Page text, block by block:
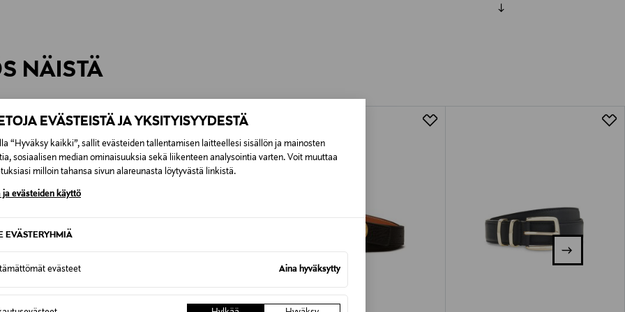
EVÄSTEISTÄ JA YKSITYISYYDESTÄ
“Hyväksy kaikki”, sallit evästeiden tallentamisen laitteellesi sisällön ja mainosten
sosiaalisen median ominaisuuksia sekä liikenteen analysointia varten. Voit muuttaa
milloin tahansa sivun alareunasta löytyvästä linkistä.
ja evästeiden käyttö
EVÄSTERYHMIÄ
evästeet Aina hyväksytty
Alk. 6,90 €, kun toimitus on saatavilla valittuun osoitteeseen.
NÄISTÄ